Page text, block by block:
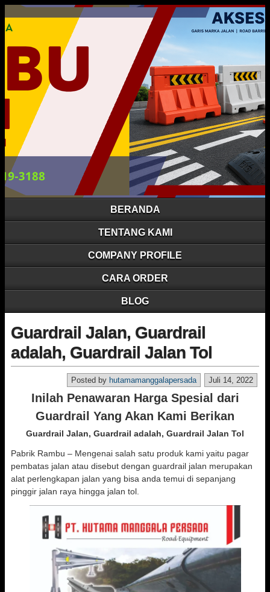
BERANDA
TENTANG KAMI
COMPANY PROFILE
CARA ORDER
BLOG
Guardrail Jalan, Guardrail
adalah, Guardrail Jalan Tol
Juli 14, 2022
Posted by hutamamanggalapersada
Inilah Penawaran Harga Spesial dari
Guardrail Yang Akan Kami Berikan
Guardrail Jalan, Guardrail adalah, Guardrail Jalan Tol
Pabrik Rambu – Mengenai salah satu produk kami yaitu pagar
pembatas jalan atau disebut dengan guardrail jalan merupakan
alat perlengkapan jalan yang bisa anda temui di sepanjang
pinggir jalan raya hingga jalan tol.